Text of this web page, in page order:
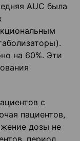
AUC была
на 60%. Эти
с
пациентов,
дозы не